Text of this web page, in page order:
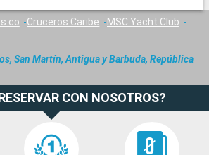
Cruceros Caribe
MSC Yacht Club
San Martín, Antigua y Barbuda, República
CON NOSOTROS?